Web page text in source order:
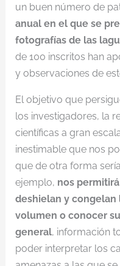
un buen número de
anual en el que se
fotografías de las
de 100 inscritos han
y observaciones de
El objetivo que
los investigadores, la
científicas a gran
inestimable que nos
que de otra forma
ejemplo, nos
deshielan y congelan
volumen o conocer
general, información
poder interpretar los